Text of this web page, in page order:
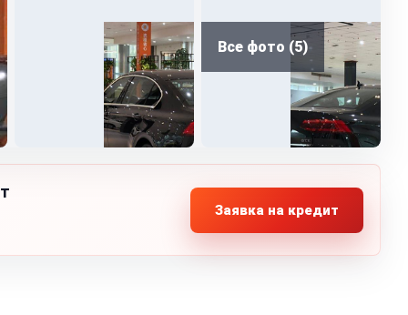
Все фото (5)
Заявка на кредит